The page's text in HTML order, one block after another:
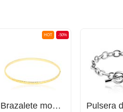
-50%
HOT
Brazalete moderno